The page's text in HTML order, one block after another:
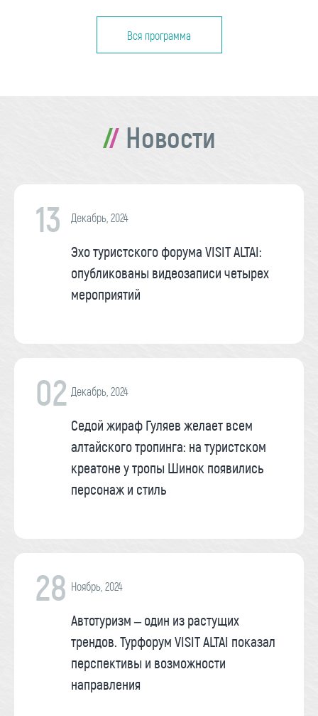
Вся программа
Новости
13 Декабрь, 2024
Эхо туристского форума VISIT ALTAI:
опубликованы видеозаписи четырех
мероприятий
02 Декабрь, 2024
Седой жираф Гуляев желает всем
алтайского тропинга: на туристском
креатоне у тропы Шинок появились
персонаж и стиль
28 Ноябрь, 2024
Автотуризм – один из растущих
трендов. Турфорум VISIT ALTAI показал
перспективы и возможности
направления